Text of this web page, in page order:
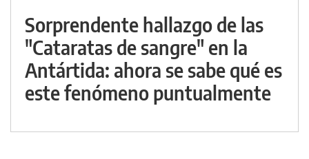
Sorprendente hallazgo de las
"Cataratas de sangre" en la
Antártida: ahora se sabe qué es
este fenómeno puntualmente